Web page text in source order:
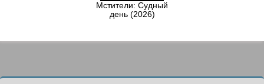
Мстители: Судный
день (2026)